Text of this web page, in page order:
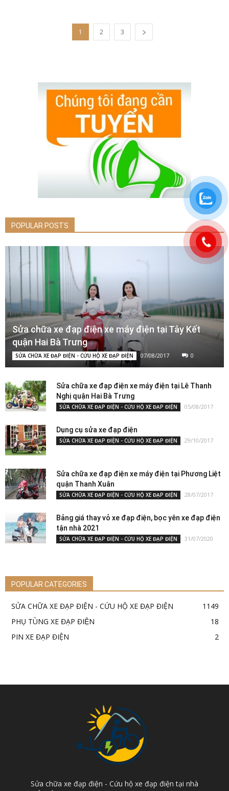
1 2 3
POPULAR POSTS
Sửa chữa xe đạp điện xe máy điện tại Tây Kết
quận Hai Bà Trưng
SỬA CHỮA XE ĐẠP ĐIỆN - CỨU HỘ XE ĐẠP ĐIỆN 07/08/2017 0
Sửa chữa xe đạp điện xe máy điện tại Lê Thanh
Nghị quận Hai Bà Trưng
SỬA CHỮA XE ĐẠP ĐIỆN - CỨU HỘ XE ĐẠP ĐIỆN 05/08/2017
Dụng cụ sửa xe đạp điện
SỬA CHỮA XE ĐẠP ĐIỆN - CỨU HỘ XE ĐẠP ĐIỆN 29/10/2017
Sửa chữa xe đạp điện xe máy điện tại Phương Liệt
quận Thanh Xuân
SỬA CHỮA XE ĐẠP ĐIỆN - CỨU HỘ XE ĐẠP ĐIỆN 28/07/2017
Bảng giá thay vỏ xe đạp điện, bọc yên xe đạp điện
tận nhà 2021
SỬA CHỮA XE ĐẠP ĐIỆN - CỨU HỘ XE ĐẠP ĐIỆN 31/07/2020
POPULAR CATEGORIES
SỬA CHỮA XE ĐẠP ĐIỆN - CỨU HỘ XE ĐẠP ĐIỆN
1149
PHỤ TÙNG XE ĐẠP ĐIỆN
18
PIN XE ĐẠP ĐIỆN
2
Sửa chữa xe đạp điện - Cứu hộ xe đạp điện tại nhà